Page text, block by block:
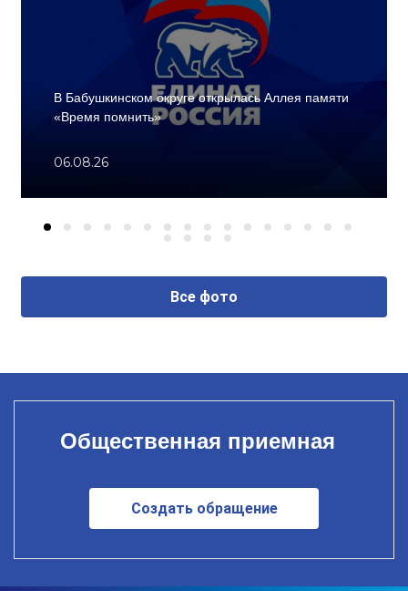
В Бабушкинском округе открылась Аллея памяти
«Время помнить»
06.08.26
Все фото
Общественная приемная
Создать обращение